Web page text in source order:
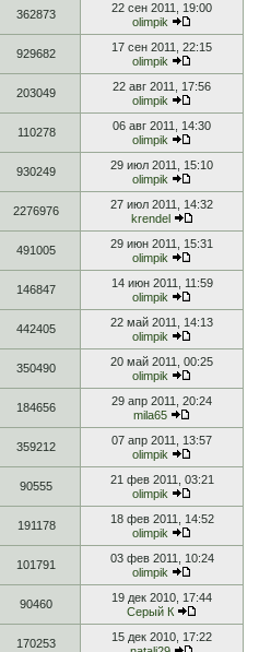
362873
22 сен 2011, 19:00
olimpik
929682
17 сен 2011, 22:15
olimpik
203049
22 авг 2011, 17:56
olimpik
110278
06 авг 2011, 14:30
olimpik
930249
29 июл 2011, 15:10
olimpik
2276976
27 июл 2011, 14:32
krendel
491005
29 июн 2011, 15:31
olimpik
146847
14 июн 2011, 11:59
olimpik
442405
22 май 2011, 14:13
olimpik
350490
20 май 2011, 00:25
olimpik
184656
29 апр 2011, 20:24
mila65
359212
07 апр 2011, 13:57
olimpik
90555
21 фев 2011, 03:21
olimpik
191178
18 фев 2011, 14:52
olimpik
101791
03 фев 2011, 10:24
olimpik
90460
19 дек 2010, 17:44
Серый К
170253
15 дек 2010, 17:22